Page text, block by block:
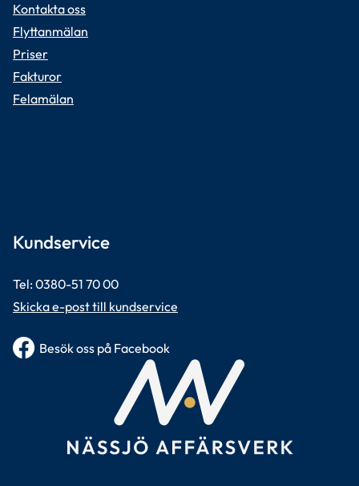
Kontakta oss
Flyttanmälan
Priser
Fakturor
Felamälan
Kundservice
Tel: 0380-51 70 00
Skicka e-post till kundservice
Besök oss på Facebook